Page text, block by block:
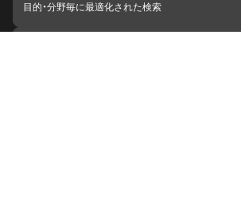
目的・分野毎に最適化された検索